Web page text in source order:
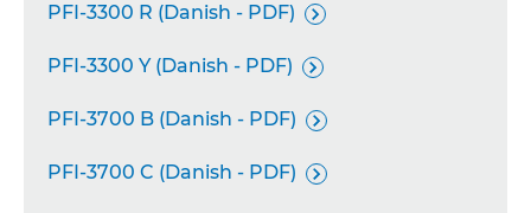
PFI-3300 R (Danish - PDF) 
PFI-3300 Y (Danish - PDF) 
PFI-3700 B (Danish - PDF) 
PFI-3700 C (Danish - PDF) 